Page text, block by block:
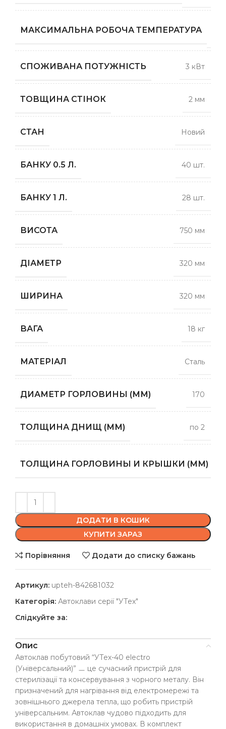
МАКСИМАЛЬНА РОБОЧА ТЕМПЕРАТУРА
СПОЖИВАНА ПОТУЖНІСТЬ 3 кВт
ТОВЩИНА СТІНОК 2 мм
СТАН Новий
БАНКУ 0.5 Л. 40 шт.
БАНКУ 1 Л. 28 шт.
ВИСОТА 750 мм
ДІАМЕТР 320 мм
ШИРИНА 320 мм
ВАГА 18 кг
МАТЕРІАЛ Сталь
ДИАМЕТР ГОРЛОВИНЫ (ММ) 170
ТОЛЩИНА ДНИЩ (ММ) по 2
ТОЛЩИНА ГОРЛОВИНЫ И КРЫШКИ (ММ)
ДОДАТИ В КОШИК
КУПИТИ ЗАРАЗ
Порівняння Додати до списку бажань
Артикул: upteh-842681032
Категорія: Автоклави серії "УТех"
Слідкуйте за:
Опис
Автоклав побутовий “УТех-40 electro
(Універсальний)” ㅡ це сучасний пристрій для
стерилізації та консервування з чорного металу. Він
призначений для нагрівання від електромережі та
зовнішнього джерела тепла, що робить пристрій
універсальним. Автоклав чудово підходить для
використання в домашніх умовах. В комплект